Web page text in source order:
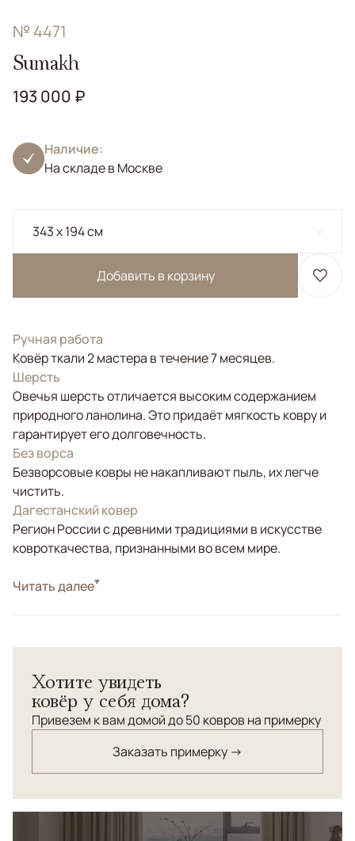
№ 4471
Sumakh
193 000 ₽
Наличие:
На складе в Москве
343 x 194 см
Добавить в корзину
Ручная работа
Ковёр ткали 2 мастера в течение 7 месяцев.
Шерсть
Овечья шерсть отличается высоким содержанием
природного ланолина. Это придаёт мягкость ковру и
гарантирует его долговечность.
Без ворса
Безворсовые ковры не накапливают пыль, их легче
чистить.
Дагестанский ковер
Регион России с древними традициями в искусстве
ковроткачества, признанными во всем мире.
СтильКилимы и сумахи
работы из натуральной шерсти. Соткан в поселении
Тураг (Табасаранский район, РД) в 60-х годах (XXв.).
Использовался в качестве настенного декора. В
напольной эксплуатации.
Читать далее
Хотите увидеть
ковёр у себя дома?
Привезем к вам домой до 50 ковров на примерку
Заказать примерку →